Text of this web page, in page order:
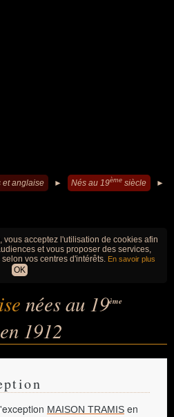
et anglaise ► Nés au 19ème siècle ►
vous acceptez l'utilisation de cookies afin
et vous proposer des services,
vos centres d'intérêts. En savoir plus
OK
nées au 19ème
1912
MAISON TRAMIS en